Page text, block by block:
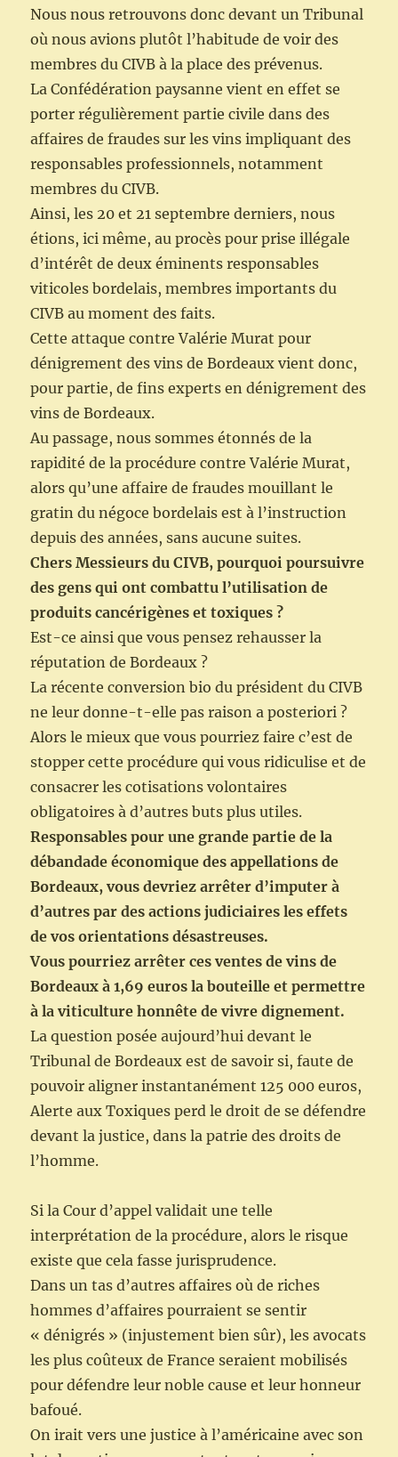
Nous nous retrouvons donc devant un Tribunal
où nous avions plutôt l’habitude de voir des
membres du CIVB à la place des prévenus.
La Confédération paysanne vient en effet se
porter régulièrement partie civile dans des
affaires de fraudes sur les vins impliquant des
responsables professionnels, notamment
membres du CIVB.
Ainsi, les 20 et 21 septembre derniers, nous
étions, ici même, au procès pour prise illégale
d’intérêt de deux éminents responsables
viticoles bordelais, membres importants du
CIVB au moment des faits.
Cette attaque contre Valérie Murat pour
dénigrement des vins de Bordeaux vient donc,
pour partie, de fins experts en dénigrement des
vins de Bordeaux.
Au passage, nous sommes étonnés de la
rapidité de la procédure contre Valérie Murat,
alors qu’une affaire de fraudes mouillant le
gratin du négoce bordelais est à l’instruction
depuis des années, sans aucune suites.
Chers Messieurs du CIVB, pourquoi poursuivre
des gens qui ont combattu l’utilisation de
produits cancérigènes et toxiques ?
Est-ce ainsi que vous pensez rehausser la
réputation de Bordeaux ?
La récente conversion bio du président du CIVB
ne leur donne-t-elle pas raison a posteriori ?
Alors le mieux que vous pourriez faire c’est de
stopper cette procédure qui vous ridiculise et de
consacrer les cotisations volontaires
obligatoires à d’autres buts plus utiles.
Responsables pour une grande partie de la
débandade économique des appellations de
Bordeaux, vous devriez arrêter d’imputer à
d’autres par des actions judiciaires les effets
de vos orientations désastreuses.
Vous pourriez arrêter ces ventes de vins de
Bordeaux à 1,69 euros la bouteille et permettre
à la viticulture honnête de vivre dignement.
La question posée aujourd’hui devant le
Tribunal de Bordeaux est de savoir si, faute de
pouvoir aligner instantanément 125 000 euros,
Alerte aux Toxiques perd le droit de se défendre
devant la justice, dans la patrie des droits de
l’homme.
Si la Cour d’appel validait une telle
interprétation de la procédure, alors le risque
existe que cela fasse jurisprudence.
Dans un tas d’autres affaires où de riches
hommes d’affaires pourraient se sentir
« dénigrés » (injustement bien sûr), les avocats
les plus coûteux de France seraient mobilisés
pour défendre leur noble cause et leur honneur
bafoué.
On irait vers une justice à l’américaine avec son